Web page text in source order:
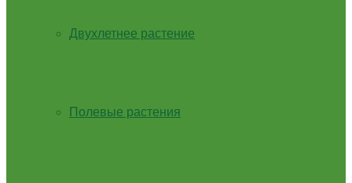
Двухлетнее растение
Полевые растения